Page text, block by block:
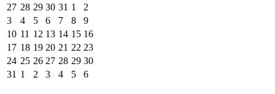
27 28 29 30 31 1
2
3
4 5 6 7 8
9
10 11 12 13 14 15 16
17 18 19 20 21 22 23
24 25 26 27 28 29 30
31 1 2 3 4 5 6